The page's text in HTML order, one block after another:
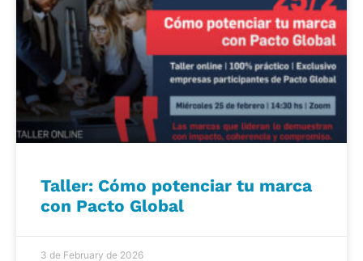
Taller: Cómo potenciar tu marca
con Pacto Global
3 de February de 2026